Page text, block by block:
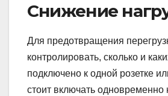
Снижение
Для предотвращения
контролировать, сколько и
подключено к одной розетке
стоит включать одновременно